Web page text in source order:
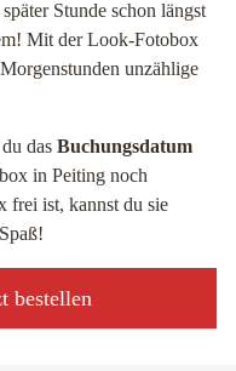
Stunde schon längst
Mit der Look-Fotobox
unzählige
das Buchungsdatum
in Peiting noch
frei ist, kannst du sie
bestellen